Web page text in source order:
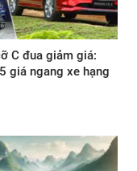
C đua giảm giá:
giá ngang xe hạng